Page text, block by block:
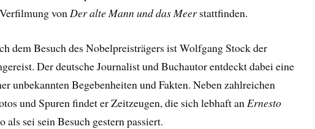
vonDer alte Mann und das Meerstattfinden.
dem Besuch des Nobelpreisträgers ist Wolfgang Stock der
Der deutsche Journalist und Buchautor entdeckt dabei eine
unbekannten Begebenheiten und Fakten. Neben zahlreichen
und Spuren findet er Zeitzeugen, die sich lebhaft anErnesto
als sei sein Besuch gestern passiert.